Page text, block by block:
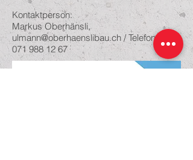
Kontaktperson:
Markus Oberhänsli,
ulmann@oberhaenslibau.ch / Telefon
071 988 12 67